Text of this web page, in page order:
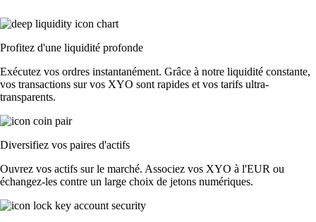
Profitez d'une liquidité profonde
Exécutez vos ordres instantanément. Grâce à notre liquidité constante,
vos transactions sur vos XYO sont rapides et vos tarifs ultra-
transparents.
Diversifiez vos paires d'actifs
Ouvrez vos actifs sur le marché. Associez vos XYO à l'EUR ou
échangez-les contre un large choix de jetons numériques.